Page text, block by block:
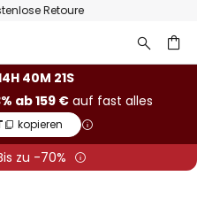
Retoure
40M 21S
ab 159 €auf fast alles
kopieren
zu -70%